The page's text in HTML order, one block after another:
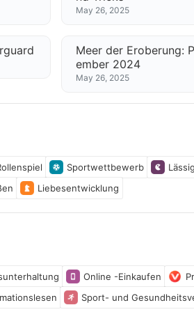
May 26, 2025
Meer der Eroberung:
ember 2024
May 26, 2025
Sportwettbewerb
Liebesentwicklung
Online -Einkaufen
Sport- und